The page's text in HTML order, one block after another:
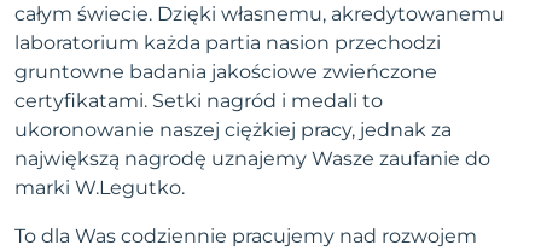
całym świecie. Dzięki własnemu, akredytowanemu
laboratorium każda partia nasion przechodzi
gruntowne badania jakościowe zwieńczone
certyfikatami. Setki nagród i medali to
ukoronowanie naszej ciężkiej pracy, jednak za
największą nagrodę uznajemy Wasze zaufanie do
marki W.Legutko.
To dla Was codziennie pracujemy nad rozwojem